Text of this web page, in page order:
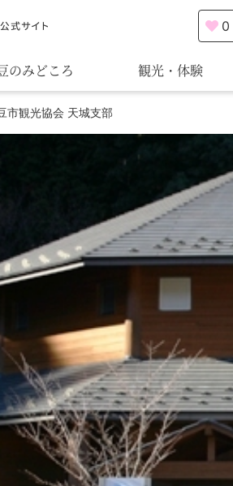
のみどころ 観光・体験
0
市観光協会 天城支部